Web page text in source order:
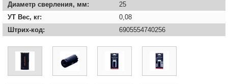
Диаметр сверления, мм:
25
УТ Вес, кг:
0,08
Штрих-код:
6905554740256